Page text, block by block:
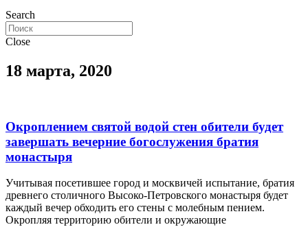
Search
Close
18 марта, 2020
Окроплением святой водой стен обители будет
завершать вечерние богослужения братия
монастыря
Учитывая посетившее город и москвичей испытание, братия
древнего столичного Высоко-Петровского монастыря будет
каждый вечер обходить его стены с молебным пением.
Окропляя территорию обители и окружающие